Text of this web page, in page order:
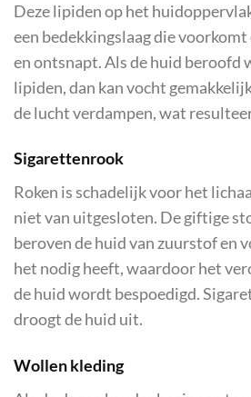
Deze lipiden op het
een bedekkingslaag die
en ontsnapt. Als de huid beroofd
lipiden, dan kan vocht
de lucht verdampen, wat
Sigarettenrook
Roken is schadelijk voor het
niet van uitgesloten. De giftige
beroven de huid van zuurstof en
het nodig heeft, waardoor het
de huid wordt bespoedigd.
droogt de huid uit.
Wollen kleding